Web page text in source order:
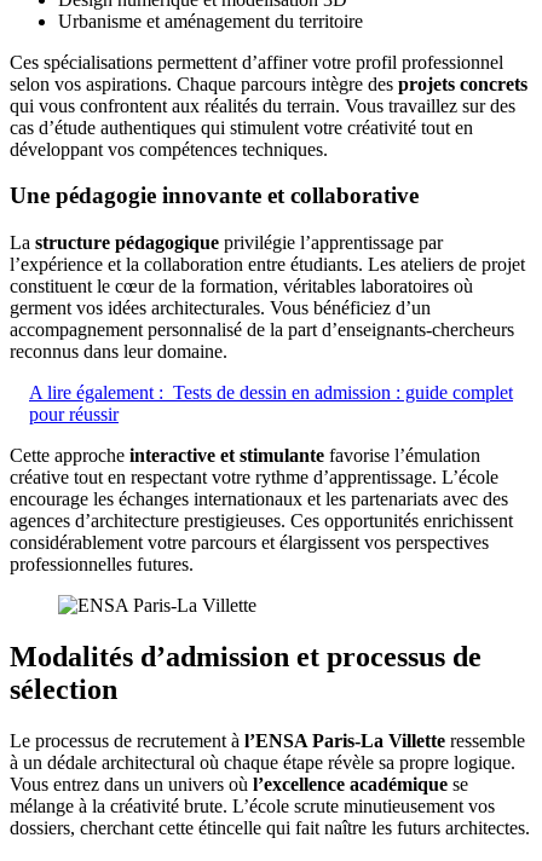
Urbanisme et aménagement du territoire
Ces spécialisations permettent d’affiner votre profil professionnel
selon vos aspirations. Chaque parcours intègre des projets concrets
qui vous confrontent aux réalités du terrain. Vous travaillez sur des
cas d’étude authentiques qui stimulent votre créativité tout en
développant vos compétences techniques.
Une pédagogie innovante et collaborative
La structure pédagogique privilégie l’apprentissage par
l’expérience et la collaboration entre étudiants. Les ateliers de projet
constituent le cœur de la formation, véritables laboratoires où
germent vos idées architecturales. Vous bénéficiez d’un
accompagnement personnalisé de la part d’enseignants-chercheurs
reconnus dans leur domaine.
A lire également : Tests de dessin en admission : guide complet
pour réussir
Cette approche interactive et stimulante favorise l’émulation
créative tout en respectant votre rythme d’apprentissage. L’école
encourage les échanges internationaux et les partenariats avec des
agences d’architecture prestigieuses. Ces opportunités enrichissent
considérablement votre parcours et élargissent vos perspectives
professionnelles futures.
Modalités d’admission et processus de
sélection
Le processus de recrutement à l’ENSA Paris-La Villette ressemble
à un dédale architectural où chaque étape révèle sa propre logique.
Vous entrez dans un univers où l’excellence académique se
mélange à la créativité brute. L’école scrute minutieusement vos
dossiers, cherchant cette étincelle qui fait naître les futurs architectes.